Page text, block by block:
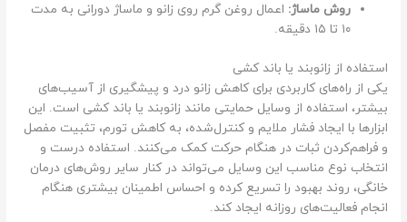
روش ماساژ: اعمال روغن گرم روی زانو و ماساژ دورانی به مدت
۱۰ تا ۱۵ دقیقه.
استفاده از زانوبند یا باند کشی
یکی از راه‌های کاربردی برای کاهش زانو درد و پیشگیری از آسیب‌های
بیشتر، استفاده از وسایل حمایتی مانند زانوبند یا باند کشی است. این
ابزارها با ایجاد فشار ملایم و کنترل‌شده، به کاهش تورم، تثبیت مفصل
و فراهم‌کردن ثبات در هنگام حرکت کمک می‌کنند. استفاده درست و
انتخاب نوع مناسب این وسایل می‌تواند در کنار سایر روش‌های درمان
خانگی، روند بهبود را تسریع کرده و احساس اطمینان بیشتری هنگام
انجام فعالیت‌های روزانه ایجاد کند.